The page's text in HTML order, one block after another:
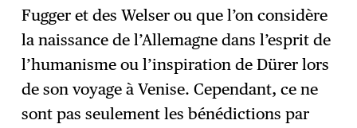
Fugger et des Welser ou que l’on considère
la naissance de l’Allemagne dans l’esprit de
l’humanisme ou l’inspiration de Dürer lors
de son voyage à Venise. Cependant, ce ne
sont pas seulement les bénédictions par